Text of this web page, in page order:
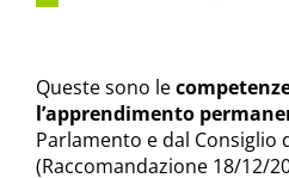
Queste sono le
l’apprendimento
Parlamento e dal Consiglio
(Raccomandazione 18/12/